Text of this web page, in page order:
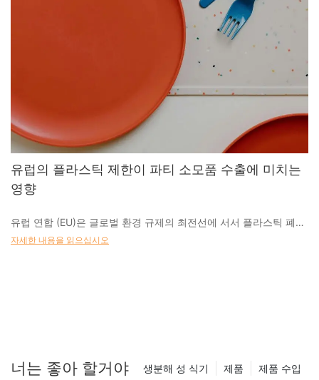
유럽의 플라스틱 제한이 파티 소모품 수출에 미치는
영향
유럽 ​​연합 (EU)은 글로벌 환경 규제의 최전선에 서서 플라스틱 폐기
물을 줄이기위한 엄격한 정책을 구현했습니다. 2021 년에 제정 된
S 플라스틱 제한은 중국에 영향을 미칩니다
자세한 내용을 읽으십시오
너는 좋아 할거야 제품 수입
제품
생분해 성 식기